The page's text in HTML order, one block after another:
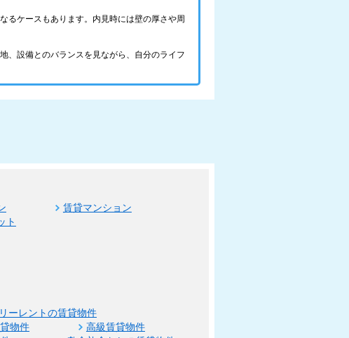
るケースもあります。内見時には壁の厚さや周
、設備とのバランスを見ながら、自分のライフ
賃貸マンション
ト
ーレントの賃貸物件
物件
高級賃貸物件